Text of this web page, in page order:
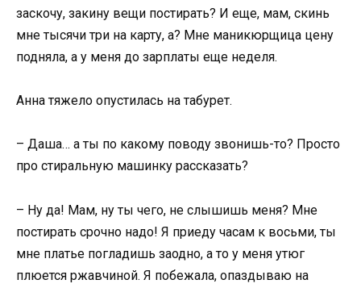
заскочу, закину вещи постирать? И еще, мам, скинь
мне тысячи три на карту, а? Мне маникюрщица цену
подняла, а у меня до зарплаты еще неделя.
Анна тяжело опустилась на табурет.
– Даша… а ты по какому поводу звонишь-то? Просто
про стиральную машинку рассказать?
– Ну да! Мам, ну ты чего, не слышишь меня? Мне
постирать срочно надо! Я приеду часам к восьми, ты
мне платье погладишь заодно, а то у меня утюг
плюется ржавчиной. Я побежала, опаздываю на